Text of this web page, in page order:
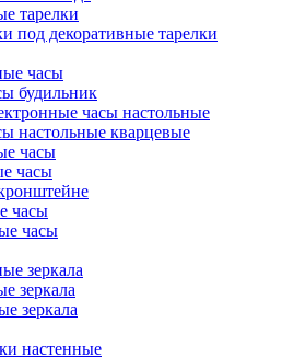
тарелки
под декоративные тарелки
часы
будильник
часы настольные
настольные кварцевые
часы
часы
часы
часы
зеркала
зеркала
зеркала
настенные